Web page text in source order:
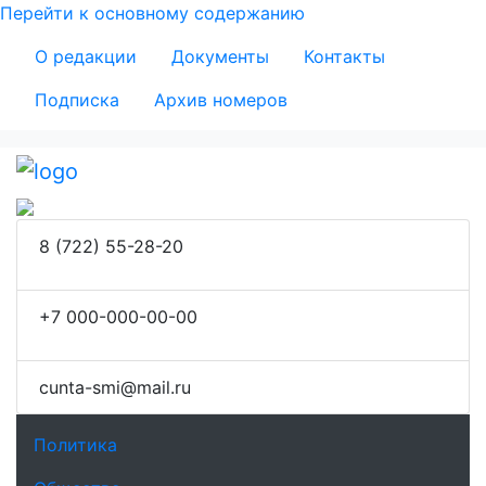
Перейти к основному содержанию
Secondary Menu
О редакции Документы
Контакты
Подписка
Архив номеров
8 (722) 55-28-20
+7 000-000-00-00
сunta-smi@mail.ru
Основная навигация
Политика